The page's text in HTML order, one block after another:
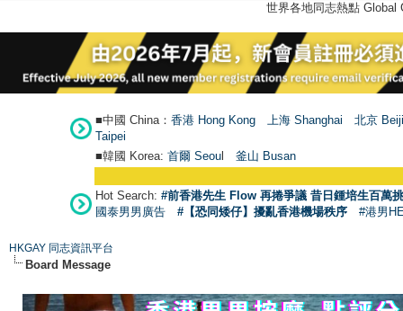
世界各地同志熱點
■中國 China： 香港 Hong Kong 上海 Shanghai
北京
Taipei
■韓國 Korea: 首爾 Seoul 釜山 Busan
Hot Search: #前香港先生 Flow 再捲爭議 昔日鍾培生百萬
國泰男男廣告
#【恐同矮仔】擾亂香港機場秩序 #港男
HKGAY 同志資訊平台
Board Message